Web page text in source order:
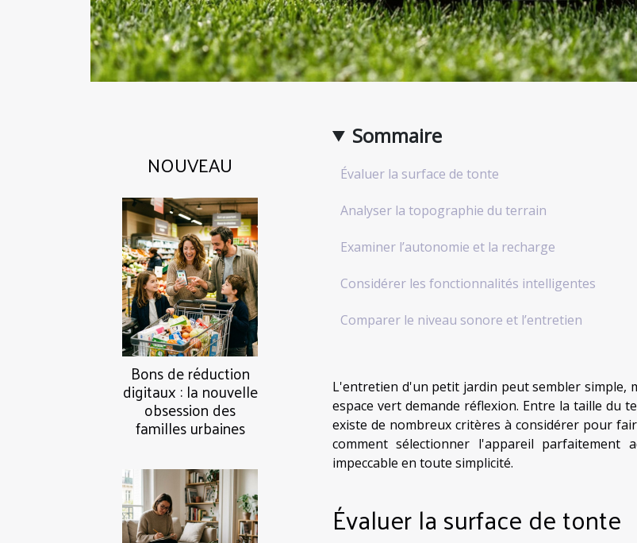
NOUVEAU
Bons de réduction
digitaux : la nouvelle
obsession des
familles urbaines
Sommaire
Évaluer la surface de tonte
Analyser la topographie du terrain
Examiner l’autonomie et la recharge
Considérer les fonctionnalités intelligentes
Comparer le niveau sonore et l’entretien
L'entretien d'un petit jardin peut sembler simple,
espace vert demande réflexion. Entre la taille du
existe de nombreux critères à considérer pour
comment sélectionner l'appareil
impeccable en toute simplicité.
Évaluer la surface de tonte